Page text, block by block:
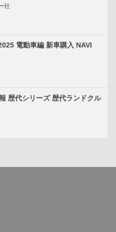
社
電動車編 新車購入 NAVI
歴代シリーズ 歴代ランドクル